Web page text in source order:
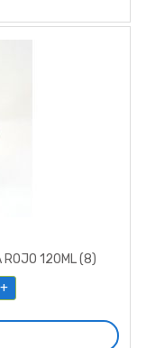
ROJO 120ML (8)
+